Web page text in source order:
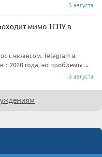
3 августа
мимо ТСПУ в
с нюансом. Telegram в
с 2020 года, но проблемы ...
3 августа